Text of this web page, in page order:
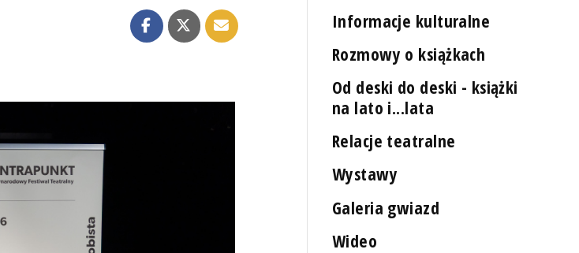
Informacje kulturalne
Rozmowy o książkach
Od deski do deski - książki
na lato i...lata
Relacje teatralne
Wystawy
Galeria gwiazd
Wideo